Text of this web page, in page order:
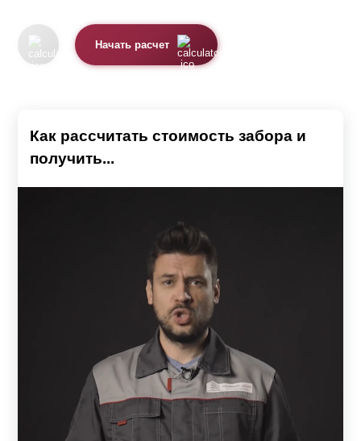
Начать расчет
Как рассчитать стоимость забора и
получить...